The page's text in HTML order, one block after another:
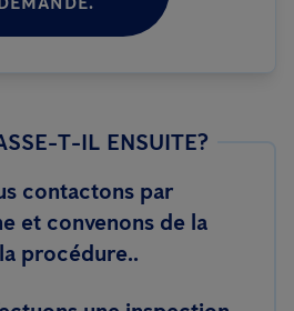
T-IL ENSUITE?
contactons par
et convenons de la
procédure..